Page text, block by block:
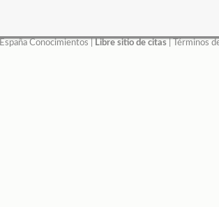
España Conocimientos Libre sitio de citas Términos